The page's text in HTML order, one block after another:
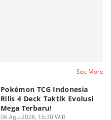
See More
Pokémon TCG Indonesia
Rilis 4 Deck Taktik Evolusi
Mega Terbaru!
06 Agu 2026, 16:30 WIB